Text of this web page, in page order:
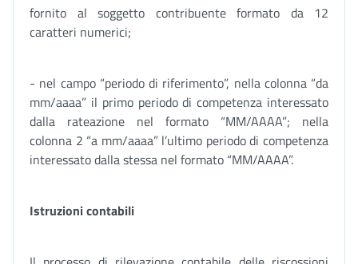
fornito al soggetto contribuente formato da 12
caratteri numerici;
- nel campo “periodo di riferimento”, nella colonna “da
mm/aaaa” il primo periodo di competenza interessato
dalla rateazione nel formato “MM/AAAA”; nella
colonna 2 “a mm/aaaa” l’ultimo periodo di competenza
interessato dalla stessa nel formato “MM/AAAA”.
Istruzioni contabili